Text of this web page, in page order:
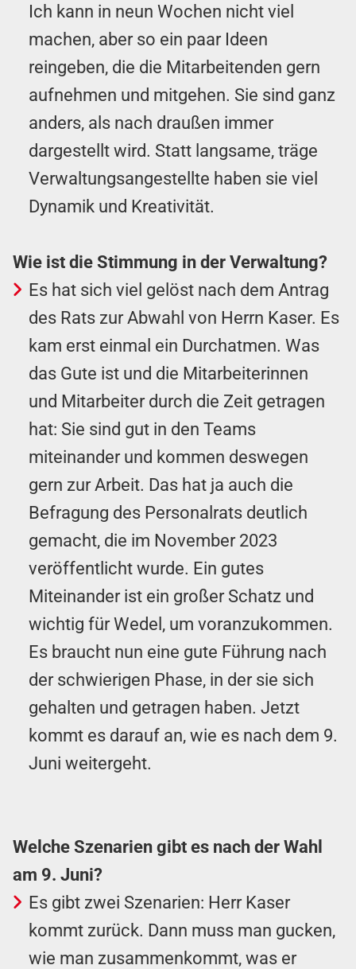
Ich kann in neun Wochen nicht viel
machen, aber so ein paar Ideen
reingeben, die die Mitarbeitenden gern
aufnehmen und mitgehen. Sie sind ganz
anders, als nach draußen immer
dargestellt wird. Statt langsame, träge
Verwaltungsangestellte haben sie viel
Dynamik und Kreativität.
Wie ist die Stimmung in der Verwaltung?
Es hat sich viel gelöst nach dem Antrag
des Rats zur Abwahl von Herrn Kaser. Es
kam erst einmal ein Durchatmen. Was
das Gute ist und die Mitarbeiterinnen
und Mitarbeiter durch die Zeit getragen
hat: Sie sind gut in den Teams
miteinander und kommen deswegen
gern zur Arbeit. Das hat ja auch die
Befragung des Personalrats deutlich
gemacht, die im November 2023
veröffentlicht wurde. Ein gutes
Miteinander ist ein großer Schatz und
wichtig für Wedel, um voranzukommen.
Es braucht nun eine gute Führung nach
der schwierigen Phase, in der sie sich
gehalten und getragen haben. Jetzt
kommt es darauf an, wie es nach dem 9.
Juni weitergeht.
Welche Szenarien gibt es nach der Wahl
am 9. Juni?
Es gibt zwei Szenarien: Herr Kaser
kommt zurück. Dann muss man gucken,
wie man zusammenkommt, was er